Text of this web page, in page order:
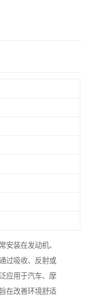
安装在发动机、
过吸收、反射或
应用于汽车、摩
在改善环境舒适